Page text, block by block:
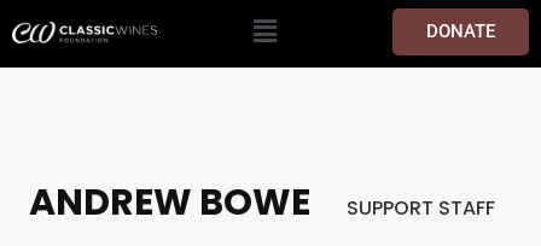
DONATE
ANDREW BOWE
SUPPORT STAFF